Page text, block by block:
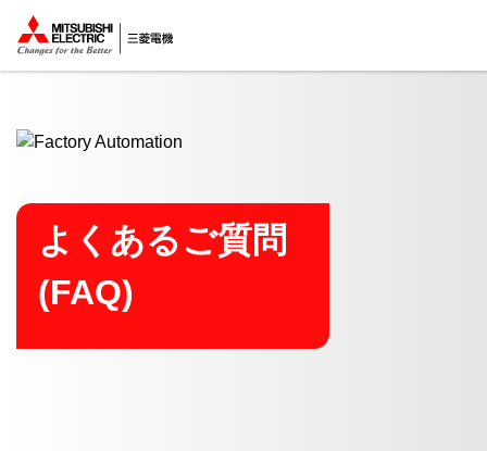
ここから本文
よくあるご質問
(FAQ)